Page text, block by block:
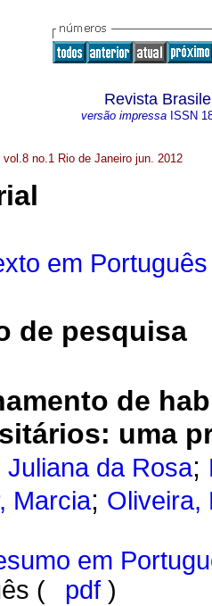
Revista
versão impressa ISSN
vol.8 no.1 Rio de Janeiro jun. 2012
em Português
de pesquisa
de
: uma
Juliana da Rosa;
Marcia; Oliveira,
em
(
pdf )